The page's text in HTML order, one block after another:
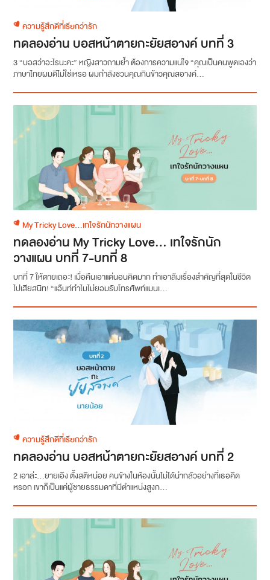
ความรู้สึกดีที่เรียกว่ารัก
ทดลองอ่าน บอสหน้าตายกะยัยสอางค์ บทที่ 3
3 “บอสว่าอะไรนะคะ” หญิงสาวถามย้ำ ต้องการความแน่ใจ “คุณเป็นคนพูดเองว่า
ภาษาไทยผมดีไม่ใช่เหรอ ผมกำลังชวนคุณกินข้าวคุณสอางค์...
My Tricky Love...เทใจรักนักวางแผน
ทดลองอ่าน My Tricky Love… เทใจรักนัก
วางแผน บทที่ 7-บทที่ 8
บทที่ 7 ให้ตายเถอะ! เมื่อคืนเอาแต่นอนคิดมาก ทำเอาลืมเรื่องสำคัญที่สุดในชีวิต
ไปเสียสนิท! “แอ๊นท์ทำไมไม่ยอมรับโทรศัพท์แมนเ...
ความรู้สึกดีที่เรียกว่ารัก
ทดลองอ่าน บอสหน้าตายกะยัยสอางค์ บทที่ 2
2 เอาล่ะ...ยายเอิง ตั้งสติหน่อย คนข้างในห้องนั้นไม่ได้น่ากลัวอย่างที่เธอคิด
หรอก เขาก็เป็นแค่ผู้ชายธรรมดาที่มีตำแหน่งสูงก...